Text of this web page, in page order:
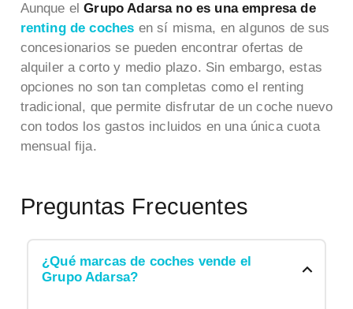
Aunque elGrupo Adarsa no es una empresa de
renting de coches en sí misma, en algunos de sus
concesionarios se pueden encontrar ofertas de
alquiler a corto y medio plazo. Sin embargo, estas
opciones no son tan completas como el renting
tradicional, que permite disfrutar de un coche nuevo
con todos los gastos incluidos en una única cuota
mensual fija.
Preguntas Frecuentes
¿Qué marcas de coches vende el
Grupo Adarsa?